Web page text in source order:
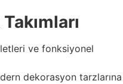
ve fonksiyonel
dekorasyon tarzlarına